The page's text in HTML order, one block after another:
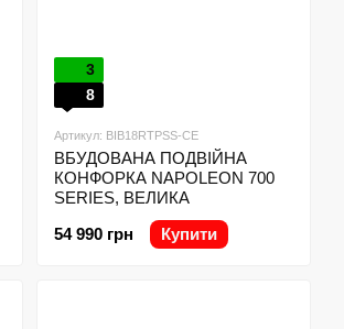
3
8
Артикул: BIB18RTPSS-CE
ВБУДОВАНА ПОДВІЙНА
КОНФОРКА NAPOLEON 700
SERIES, ВЕЛИКА
54 990 грн
Купити